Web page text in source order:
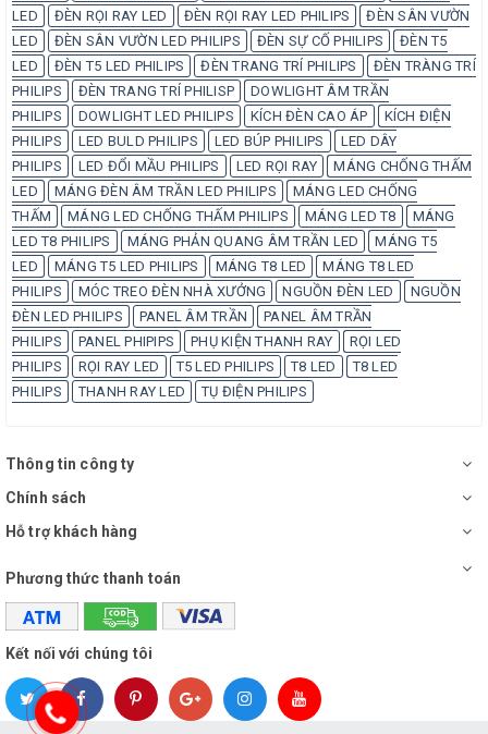
LED
ĐÈN RỌI RAY LED ĐÈN RỌI RAY LED PHILIPS
ĐÈN SÂN VƯỜN
LED
ĐÈN SÂN VƯỜN LED PHILIPS ĐÈN SỰ CỐ PHILIPS
ĐÈN T5
LED
ĐÈN T5 LED PHILIPS ĐÈN TRANG TRÍ PHILIPS
ĐÈN TRÀNG TRÍ
PHILIPS
ĐÈN TRANG TRÍ PHILISP
DOWLIGHT ÂM TRẦN
PHILIPS
DOWLIGHT LED PHILIPS KÍCH ĐÈN CAO ÁP
KÍCH ĐIỆN
PHILIPS
LED BULD PHILIPS LED BÚP PHILIPS
LED DÂY
PHILIPS
LED ĐỔI MẦU PHILIPS LED RỌI RAY
MÁNG CHỐNG THẤM
LED
MÁNG ĐÈN ÂM TRẦN LED PHILIPS
MÁNG LED CHỐNG
THẤM
MÁNG LED CHỐNG THẤM PHILIPS MÁNG LED T8
MÁNG
LED T8 PHILIPS
MÁNG PHẢN QUANG ÂM TRẦN LED
MÁNG T5
LED
MÁNG T5 LED PHILIPS MÁNG T8 LED
MÁNG T8 LED
PHILIPS
MÓC TREO ĐÈN NHÀ XƯỞNG NGUỒN ĐÈN LED
NGUỒN
ĐÈN LED PHILIPS
PANEL ÂM TRẦN
PANEL ÂM TRẦN
PHILIPS
PANEL PHIPIPS PHỤ KIỆN THANH RAY
RỌI LED
PHILIPS
RỌI RAY LED T5 LED PHILIPS T8 LED
T8 LED
PHILIPS
THANH RAY LED TỤ ĐIỆN PHILIPS
Thông tin công ty
Chính sách
Hỗ trợ khách hàng
Phương thức thanh toán
Kết nối với chúng tôi